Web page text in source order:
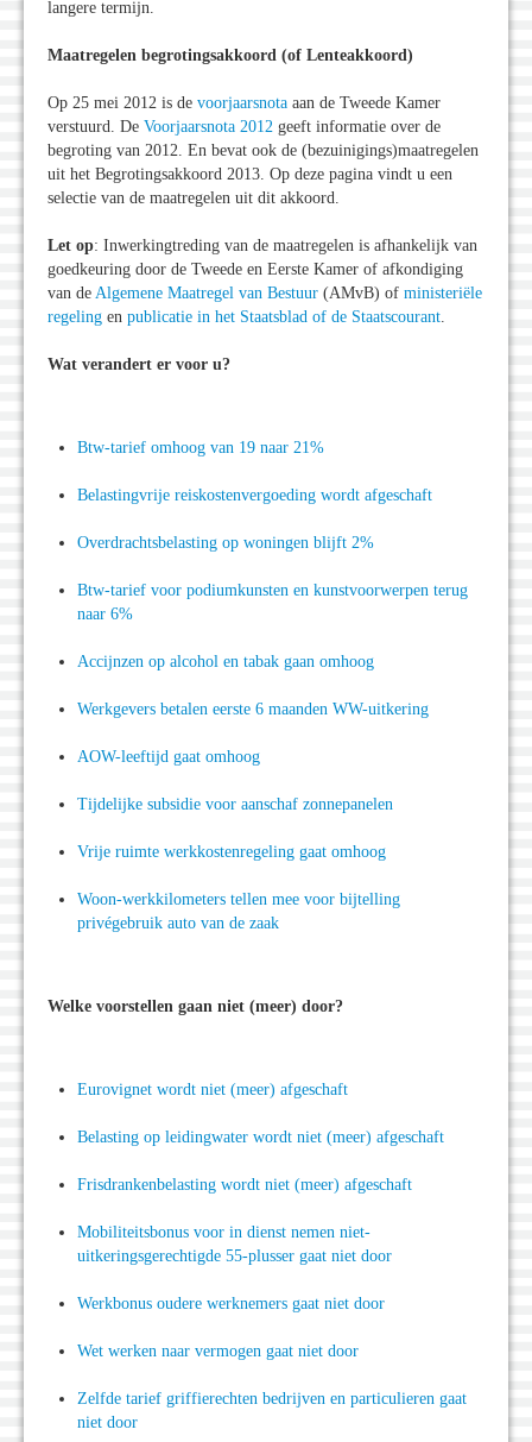
langere termijn.
Maatregelen begrotingsakkoord (of Lenteakkoord)
Op 25 mei 2012 is de voorjaarsnota aan de Tweede Kamer
verstuurd. De Voorjaarsnota 2012 geeft informatie over de
begroting van 2012. En bevat ook de (bezuinigings)maatregelen
uit het Begrotingsakkoord 2013. Op deze pagina vindt u een
selectie van de maatregelen uit dit akkoord.
Let op: Inwerkingtreding van de maatregelen is afhankelijk van
goedkeuring door de Tweede en Eerste Kamer of afkondiging
van de Algemene Maatregel van Bestuur (AMvB) of ministeriële
regeling en publicatie in het Staatsblad of de Staatscourant.
Wat verandert er voor u?
Btw-tarief omhoog van 19 naar 21%
Belastingvrije reiskostenvergoeding wordt afgeschaft
Overdrachtsbelasting op woningen blijft 2%
Btw-tarief voor podiumkunsten en kunstvoorwerpen terug
naar 6%
Accijnzen op alcohol en tabak gaan omhoog
Werkgevers betalen eerste 6 maanden WW-uitkering
AOW-leeftijd gaat omhoog
Tijdelijke subsidie voor aanschaf zonnepanelen
Vrije ruimte werkkostenregeling gaat omhoog
Woon-werkkilometers tellen mee voor bijtelling
privégebruik auto van de zaak
Welke voorstellen gaan niet (meer) door?
Eurovignet wordt niet (meer) afgeschaft
Belasting op leidingwater wordt niet (meer) afgeschaft
Frisdrankenbelasting wordt niet (meer) afgeschaft
Mobiliteitsbonus voor in dienst nemen niet-
uitkeringsgerechtigde 55-plusser gaat niet door
Werkbonus oudere werknemers gaat niet door
Wet werken naar vermogen gaat niet door
Zelfde tarief griffierechten bedrijven en particulieren gaat
niet door